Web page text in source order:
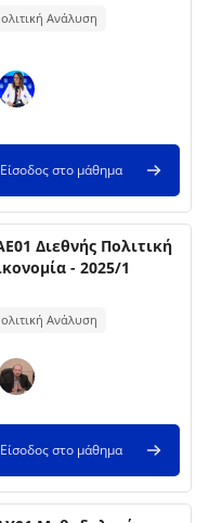
Ανάλυση
Είσοδος στο μάθημα
μαθήματος
μαθήματος
Διεθνής Πολιτική
- 2025/1
Ανάλυση
Είσοδος στο μάθημα